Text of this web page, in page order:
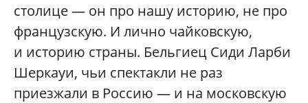
столице — он про нашу историю, не про
французскую. И лично чайковскую,
и историю страны. Бельгиец Сиди Ларби
Шеркауи, чьи спектакли не раз
приезжали в Россию — и на московскую